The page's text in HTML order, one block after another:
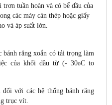
tuần hoàn và có bể dầu của
các máy cán thép hoặc giấy
và áp suất lớn.
bánh răng xoắn có tải trọng làm
của khối dầu từ (- 30oC to
với các hệ thống bánh răng
trục vít.